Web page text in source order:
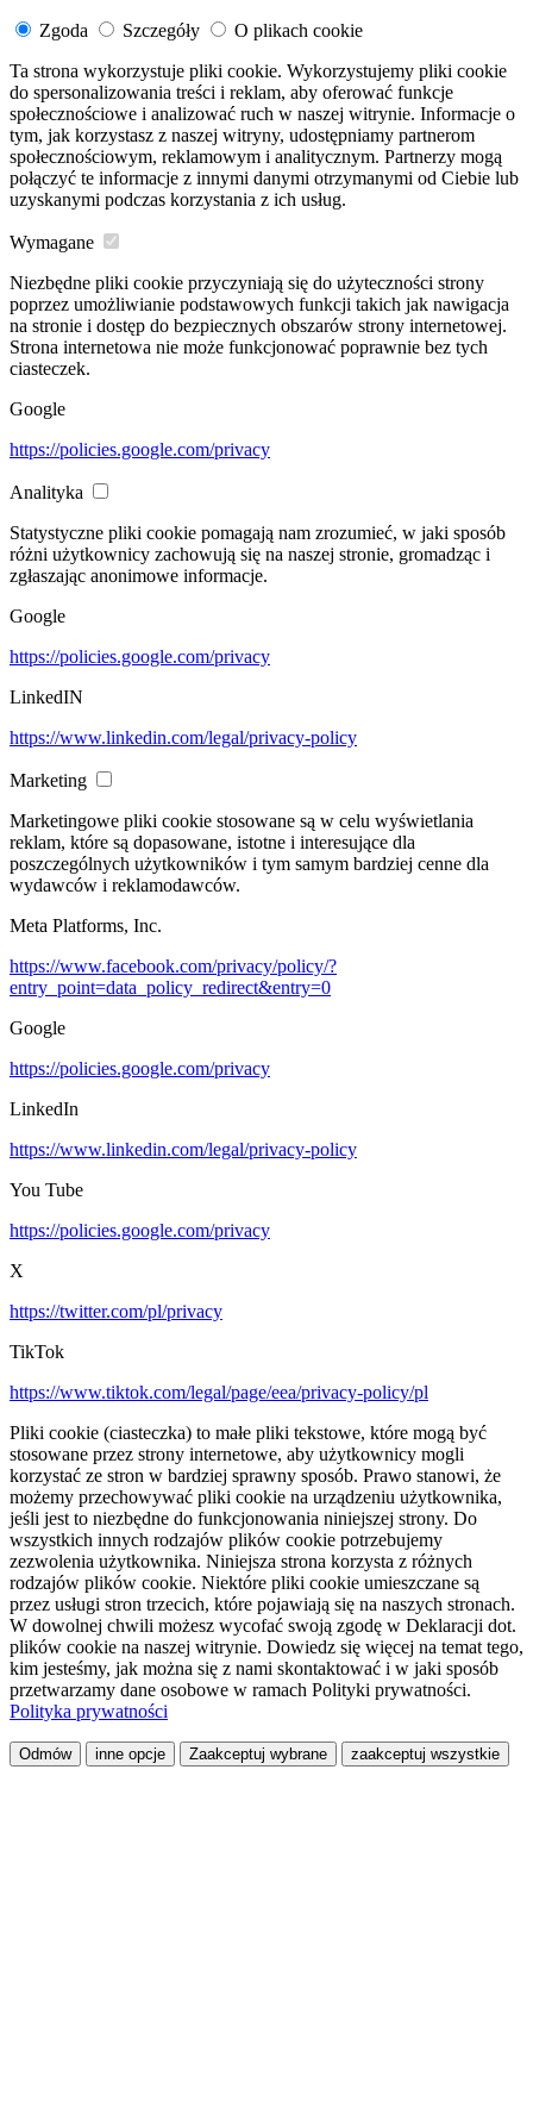
Zgoda Szczegóły
O plikach cookie
Ta strona wykorzystuje pliki cookie. Wykorzystujemy pliki cookie
do spersonalizowania treści i reklam, aby oferować funkcje
społecznościowe i analizować ruch w naszej witrynie. Informacje o
tym, jak korzystasz z naszej witryny, udostępniamy partnerom
społecznościowym, reklamowym i analitycznym. Partnerzy mogą
połączyć te informacje z innymi danymi otrzymanymi od Ciebie lub
uzyskanymi podczas korzystania z ich usług.
Wymagane
Niezbędne pliki cookie przyczyniają się do użyteczności strony
poprzez umożliwianie podstawowych funkcji takich jak nawigacja
na stronie i dostęp do bezpiecznych obszarów strony internetowej.
Strona internetowa nie może funkcjonować poprawnie bez tych
ciasteczek.
Google
https://policies.google.com/privacy
Analityka
Statystyczne pliki cookie pomagają nam zrozumieć, w jaki sposób
różni użytkownicy zachowują się na naszej stronie, gromadząc i
zgłaszając anonimowe informacje.
Google
https://policies.google.com/privacy
LinkedIN
https://www.linkedin.com/legal/privacy-policy
Marketing
Marketingowe pliki cookie stosowane są w celu wyświetlania
reklam, które są dopasowane, istotne i interesujące dla
poszczególnych użytkowników i tym samym bardziej cenne dla
wydawców i reklamodawców.
Meta Platforms, Inc.
https://www.facebook.com/privacy/policy/?
entry_point=data_policy_redirect&entry=0
Google
https://policies.google.com/privacy
LinkedIn
https://www.linkedin.com/legal/privacy-policy
You Tube
https://policies.google.com/privacy
X
https://twitter.com/pl/privacy
TikTok
https://www.tiktok.com/legal/page/eea/privacy-policy/pl
Pliki cookie (ciasteczka) to małe pliki tekstowe, które mogą być
stosowane przez strony internetowe, aby użytkownicy mogli
korzystać ze stron w bardziej sprawny sposób. Prawo stanowi, że
możemy przechowywać pliki cookie na urządzeniu użytkownika,
jeśli jest to niezbędne do funkcjonowania niniejszej strony. Do
wszystkich innych rodzajów plików cookie potrzebujemy
zezwolenia użytkownika. Niniejsza strona korzysta z różnych
rodzajów plików cookie. Niektóre pliki cookie umieszczane są
przez usługi stron trzecich, które pojawiają się na naszych stronach.
W dowolnej chwili możesz wycofać swoją zgodę w Deklaracji dot.
plików cookie na naszej witrynie. Dowiedz się więcej na temat tego,
kim jesteśmy, jak można się z nami skontaktować i w jaki sposób
przetwarzamy dane osobowe w ramach Polityki prywatności.
Polityka prywatności
Odmów inne opcje Zaakceptuj wybrane zaakceptuj wszystkie